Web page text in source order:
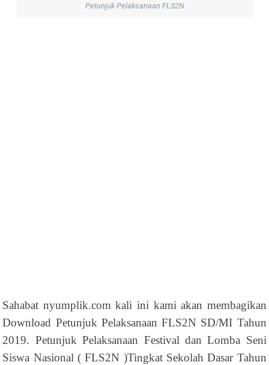
Petunjuk Pelaksanaan FLS2N
Sahabat nyumplik.com kali ini kami akan membagikan
Download Petunjuk Pelaksanaan FLS2N SD/MI Tahun
2019. Petunjuk Pelaksanaan Festival dan Lomba Seni
Siswa Nasional ( FLS2N )Tingkat Sekolah Dasar Tahun